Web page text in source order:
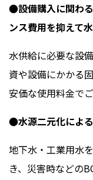
●設備購入に関わ
ンス費用を抑えて
水供給に必要な設
資や設備にかかる
安価な使用料金で
●水源二元化によ
地下水・工業用水
き、災害時などの